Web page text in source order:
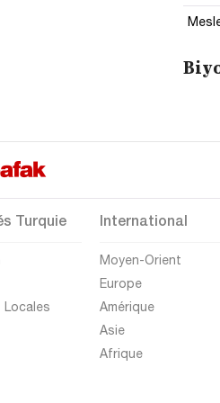
Turquie International
Moyen-Orient
Europe
Amérique
Asie
Afrique